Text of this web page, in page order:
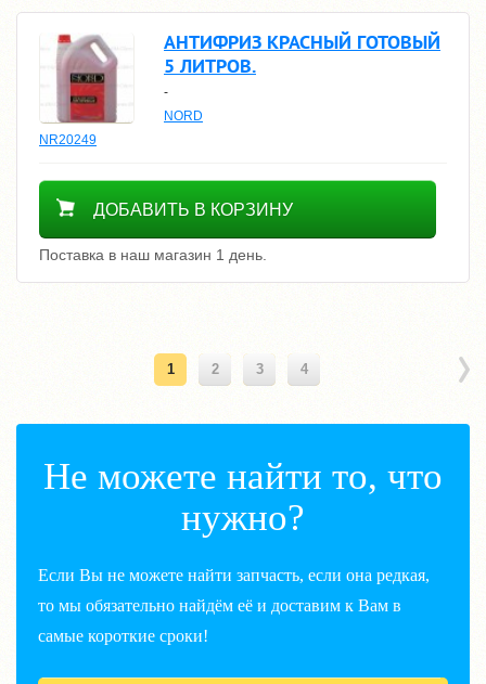
АНТИФРИЗ КРАСНЫЙ ГОТОВЫЙ
5 ЛИТРОВ.
-
NORD
NR20249
1600
ДОБАВИТЬ В КОРЗИНУ
Поставка в наш магазин 1 день.
1 2 3 4
Не можете найти то, что
нужно?
Если Вы не можете найти запчасть, если она редкая,
то мы обязательно найдём её и доставим к Вам в
самые короткие сроки!